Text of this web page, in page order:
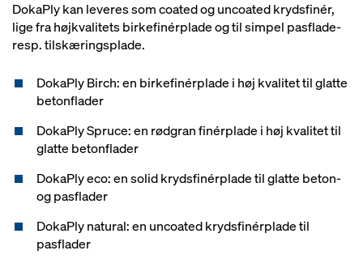
DokaPly kan leveres som coated og uncoated krydsfinér,
lige fra højkvalitets birkefinérplade og til simpel pasflade-
resp. tilskæringsplade.
DokaPly Birch: en birkefinérplade i høj kvalitet til glatte
betonflader
DokaPly Spruce: en rødgran finérplade i høj kvalitet til
glatte betonflader
DokaPly eco: en solid krydsfinérplade til glatte beton-
og pasflader
DokaPly natural: en uncoated krydsfinérplade til
pasflader